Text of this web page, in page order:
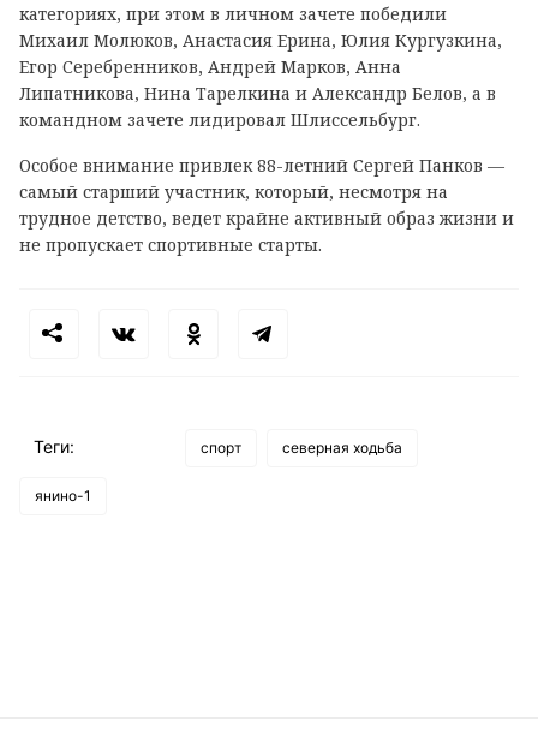
категориях, при этом в личном зачете победили
Михаил Молюков, Анастасия Ерина, Юлия Кургузкина,
Егор Серебренников, Андрей Марков, Анна
Липатникова, Нина Тарелкина и Александр Белов, а в
командном зачете лидировал Шлиссельбург.
Особое внимание привлек 88-летний Сергей Панков —
самый старший участник, который, несмотря на
трудное детство, ведет крайне активный образ жизни и
не пропускает спортивные старты.
Теги: спорт северная ходьба
янино-1